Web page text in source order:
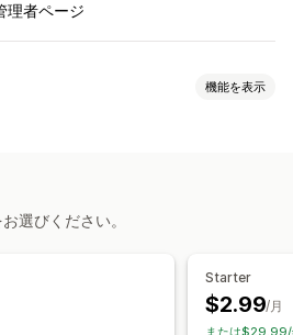
理者ページ
機能を表示
イズ式のおすすめ
リンクとボタン 背景
選びください。
Starter
$2.99/月